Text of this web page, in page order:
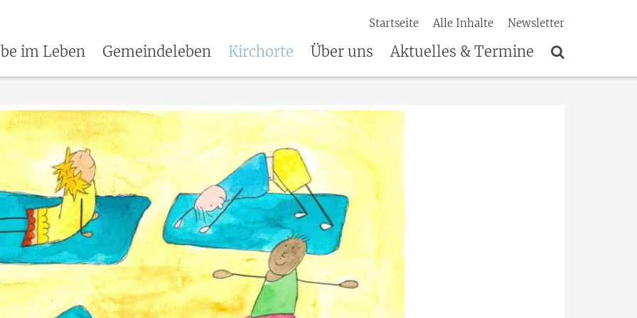
Startseite
Alle Inhalte Newsletter
im Leben Gemeindeleben Kirchorte Über uns Aktuelles & Termine